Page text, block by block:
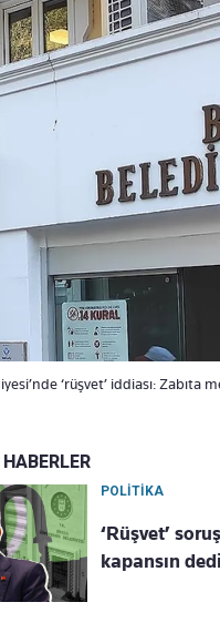
‘rüşvet’ iddiası: Zabıta
POLİTİKA
‘Rüşvet’
kapansın